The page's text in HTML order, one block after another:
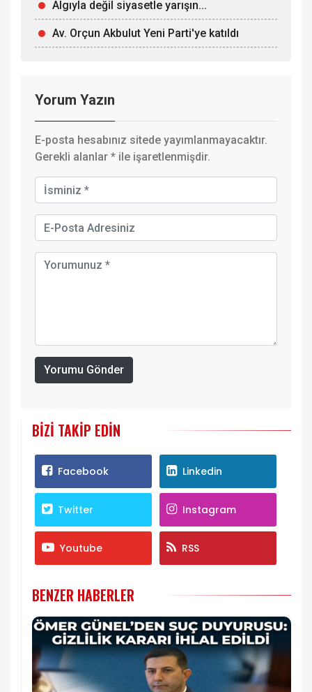
Algıyla değil siyasetle yarışın...
Av. Orçun Akbulut Yeni Parti'ye katıldı
Yorum Yazın
E-posta hesabınız sitede yayımlanmayacaktır.
Gerekli alanlar * ile işaretlenmişdir.
Yorumu Gönder
BIZI TAKIP EDIN
Facebook Linkedin
Twitter Instagram
Youtube RSS
BENZER HABERLER